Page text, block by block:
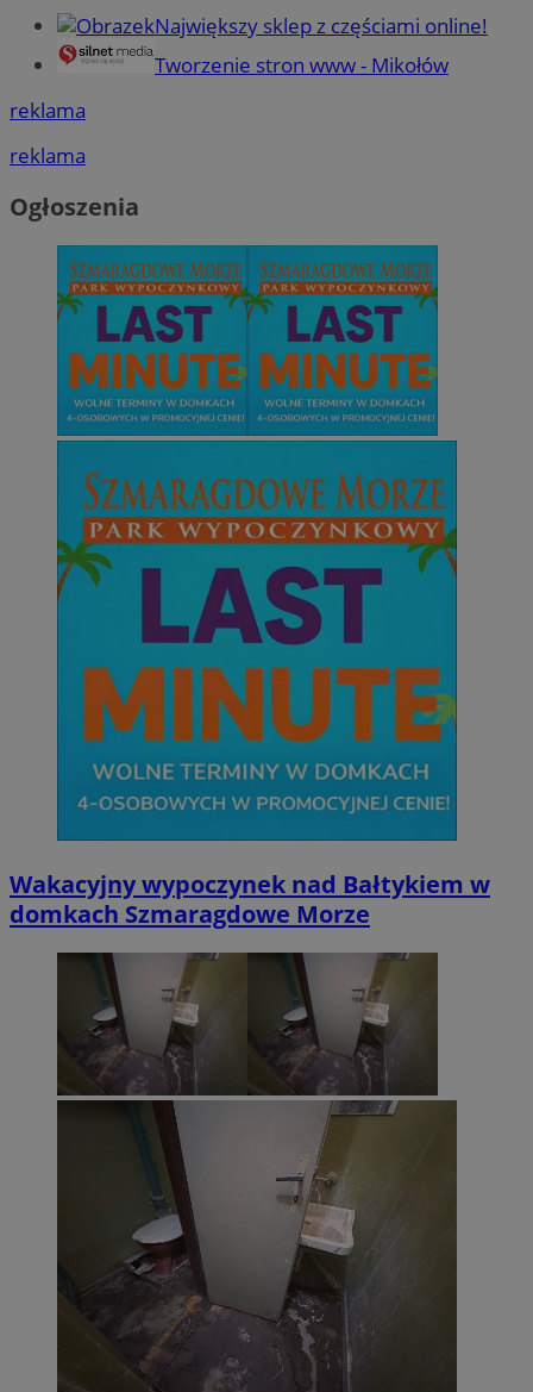
Największy sklep z częściami online!
Tworzenie stron www - Mikołów
reklama
reklama
Ogłoszenia
Wakacyjny wypoczynek nad Bałtykiem w
domkach Szmaragdowe Morze